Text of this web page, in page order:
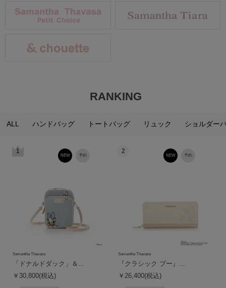
RANKING
ALL ハンドバッグ トートバッグ リュック ショルダー
1
予約
NEW
Samantha Thavasa
「ドナルドダック」＆...
￥30,800(税込)
2
予約
NEW
Samantha Thavasa
『クラシック プー』...
￥26,400(税込)